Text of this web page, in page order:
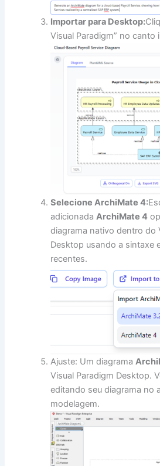
Importar para Desktop:
Visual Paradigm” no canto
Selecione ArchiMate 4:
adicionadaArchiMate 4
diagrama nativo dentro do
Desktop usando a sintaxe
recentes.
Ajuste: Um diagrama
Visual Paradigm Desktop.
editando seu diagrama no
modelagem.